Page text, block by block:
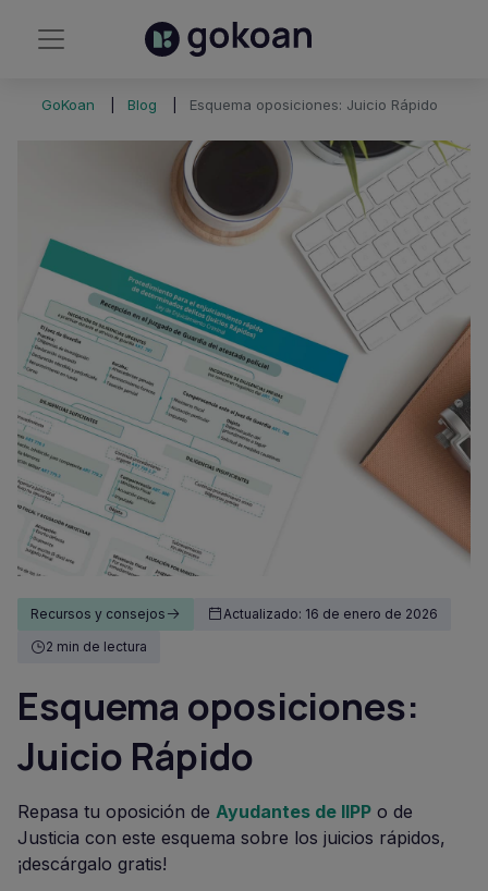
GoKoan Blog Esquema oposiciones: Juicio Rápido
Recursos y consejos
Actualizado: 16 de enero de 2026
2 min de lectura
Esquema oposiciones:
Juicio Rápido
Repasa tu oposición de Ayudantes de IIPP o de
Justicia con este esquema sobre los juicios rápidos,
¡descárgalo gratis!